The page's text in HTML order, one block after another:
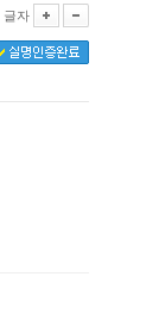
글자